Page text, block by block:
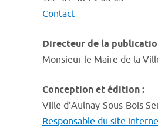
Contact
Directeur de la
Monsieur le Maire de la
Conception et édition :
Ville d’Aulnay-Sous-Bois
Responsable du site